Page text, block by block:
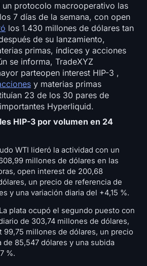
un protocolo macrooperativo las
7 días de la semana, con open
los 1.430 millones de dólares tan
de su lanzamiento,
primas, índices y acciones
se informa, TradeXYZ
parteopen interest HIP-3 ,
y materias primas
23 de los 30 pares de
Hyperliquid.
HIP-3 por volumen en 24
WTI lideró la actividad con un
millones de dólares en las
open interest de 200,68
un precio de referencia de
y una variación diaria del +4,15 %.
La plata ocupó el segundo puesto con
de 303,74 millones de dólares,
99,75 millones de dólares, un precio
de 85,547 dólares y una subida
%.